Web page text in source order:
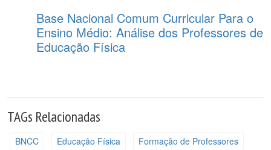
Base Nacional Comum Curricular Para o
Ensino Médio: Análise dos Professores de
Educação Física
TAGs Relacionadas
BNCC Educação Física Formação de Professores